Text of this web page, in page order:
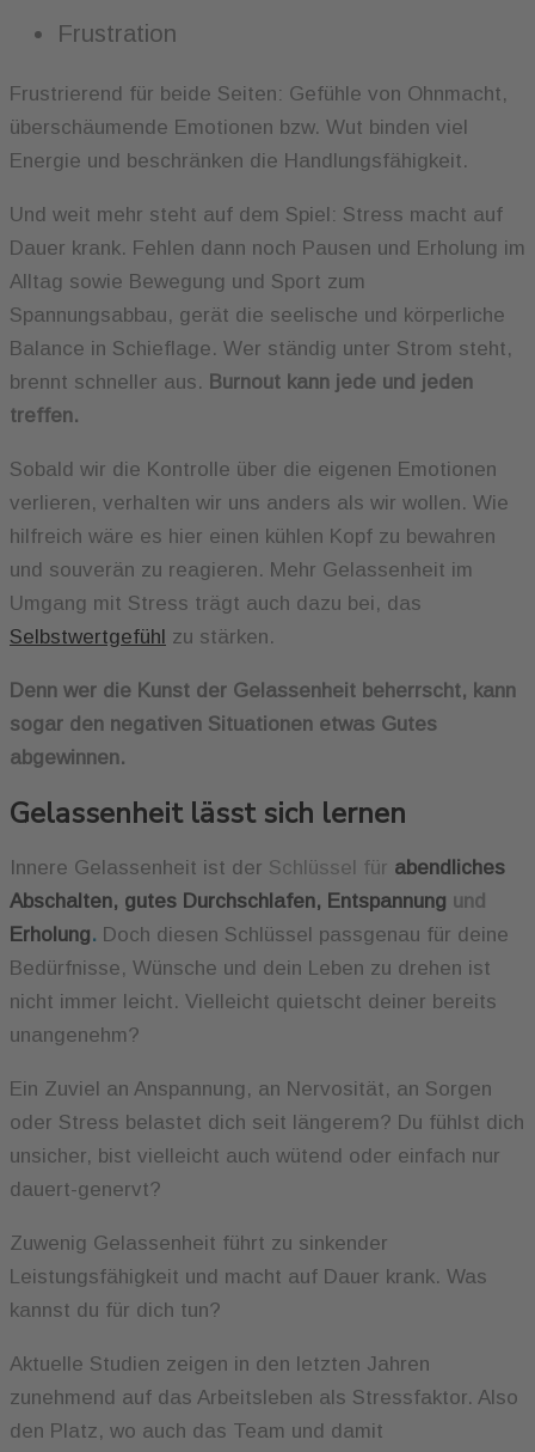
Frustration
Frustrierend für beide Seiten: Gefühle von Ohnmacht,
überschäumende Emotionen bzw. Wut binden viel
Energie und beschränken die Handlungsfähigkeit.
Und weit mehr steht auf dem Spiel: Stress macht auf
Dauer krank. Fehlen dann noch Pausen und Erholung im
Alltag sowie Bewegung und Sport zum
Spannungsabbau, gerät die seelische und körperliche
Balance in Schieflage. Wer ständig unter Strom steht,
brennt schneller aus. Burnout kann jede und jeden
treffen.
Sobald wir die Kontrolle über die eigenen Emotionen
verlieren, verhalten wir uns anders als wir wollen. Wie
hilfreich wäre es hier einen kühlen Kopf zu bewahren
und souverän zu reagieren. Mehr Gelassenheit im
Umgang mit Stress trägt auch dazu bei, das
Selbstwertgefühl zu stärken.
Denn wer die Kunst der Gelassenheit beherrscht, kann
sogar den negativen Situationen etwas Gutes
abgewinnen.
Gelassenheit lässt sich lernen
Innere Gelassenheit ist der Schlüssel für abendliches
Abschalten, gutes Durchschlafen, Entspannung und
Erholung. Doch diesen Schlüssel passgenau für deine
Bedürfnisse, Wünsche und dein Leben zu drehen ist
nicht immer leicht. Vielleicht quietscht deiner bereits
unangenehm?
Ein Zuviel an Anspannung, an Nervosität, an Sorgen
oder Stress belastet dich seit längerem? Du fühlst dich
unsicher, bist vielleicht auch wütend oder einfach nur
dauert-genervt?
Zuwenig Gelassenheit führt zu sinkender
Leistungsfähigkeit und macht auf Dauer krank. Was
kannst du für dich tun?
Aktuelle Studien zeigen in den letzten Jahren
zunehmend auf das Arbeitsleben als Stressfaktor. Also
den Platz, wo auch das Team und damit